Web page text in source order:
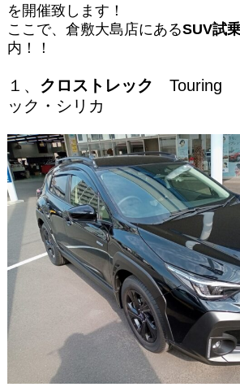
を開催致します！
ここで、倉敷大島店にあるSUV試
内！！
１、 クロストレック Touring
ック・シリカ